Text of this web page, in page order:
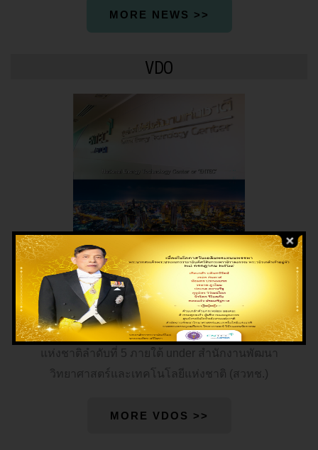
MORE NEWS >>
VDO
ศูนย์เทคโนโลยีพลังงานแห่งชาติ was formally established
on June 9, 2020 จัดตั้งขึ้นอย่างเป็นทางการตามมติคณะ
รัฐมนตรี เมื่อวันที่ 9 มิถุนายน 2563 และเป็นศูนย์เทคโนโลยี
แห่งชาติลำดับที่ 5 ภายใต้ under สำนักงานพัฒนา
วิทยาศาสตร์และเทคโนโลยีแห่งชาติ (สวทช.)
MORE VDOS >>